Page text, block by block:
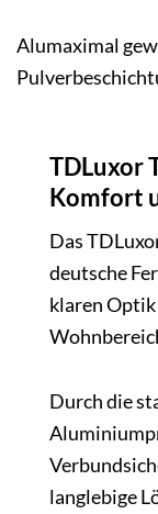
Alumaximal
TDLuxor
Komfort
Das
deutsche
klaren Optik
Durch die
langlebige